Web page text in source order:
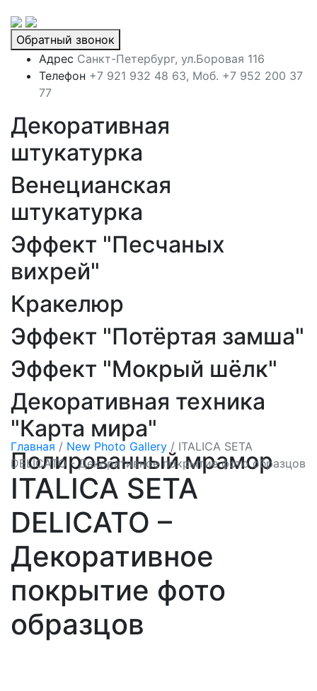
Обратный звонок
Адрес Санкт-Петербург, ул.Боровая 116
Телефон +7 921 932 48 63, Моб. +7 952 200 37
77
Декоративная
штукатурка
Венецианская
штукатурка
Эффект "Песчаных
вихрей"
Кракелюр
Эффект "Потёртая замша"
Эффект "Мокрый шёлк"
Декоративная техника
"Карта мира"
Полированный мрамор
Главная / New Photo Gallery / ITALICA SETA
DELICATO - Декоративное покрытие фото образцов
ITALICA SETA
DELICATO –
Декоративное
покрытие фото
образцов